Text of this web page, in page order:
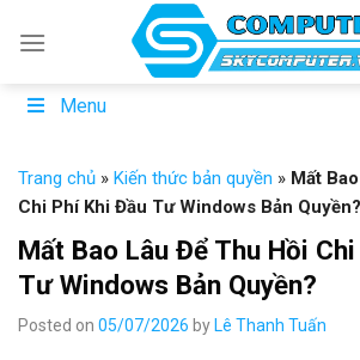
Menu
Trang chủ » Kiến thức bản quyền » Mất
Chi Phí Khi Đầu Tư Windows Bản Quyền?
Mất Bao Lâu Để Thu Hồi
Tư Windows Bản Quyền?
Posted on 05/07/2026 by Lê Thanh Tuấn